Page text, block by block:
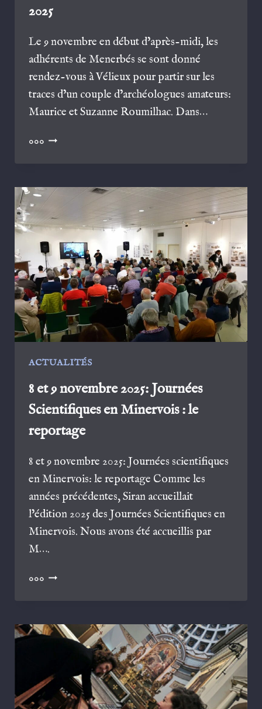
2025
Le 9 novembre en début d’après-midi, les
adhérents de Menerbés se sont donné
rendez-vous à Vélieux pour partir sur les
traces d’un couple d’archéologues amateurs:
Maurice et Suzanne Roumilhac. Dans…
000VISITES
ET
NOVEMBRE
2025
ACTUALITÉS
8 et 9 novembre 2025: Journées
Scientifiques en Minervois : le
reportage
8 et 9 novembre 2025: Journées scientifiques
en Minervois: le reportage Comme les
années précédentes, Siran accueillait
l’édition 2025 des Journées Scientifiques en
Minervois. Nous avons été accueillis par
M….
0008
2025:
JOURNÉES
SCIENTIFIQUES
EN
MINERVOIS
: